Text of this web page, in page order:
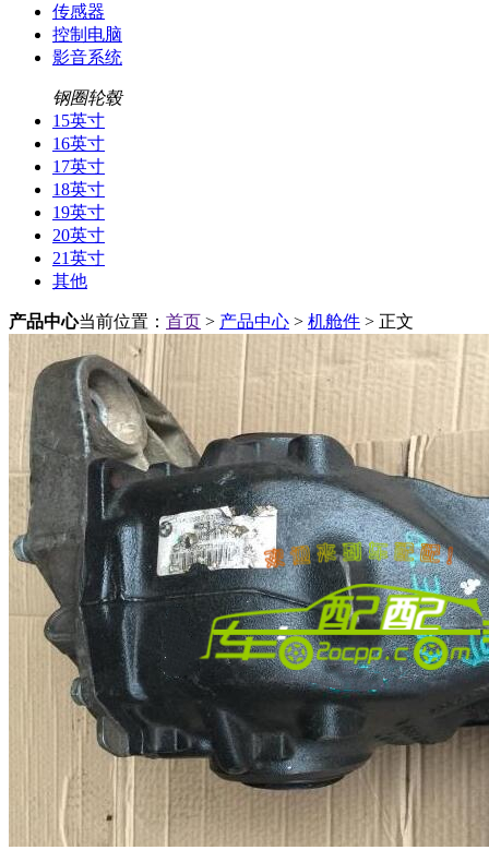
传感器
控制电脑
影音系统
钢圈轮毂
15英寸
16英寸
17英寸
18英寸
19英寸
20英寸
21英寸
其他
产品中心当前位置： 首页 > 产品中心 > 机舱件 > 正文